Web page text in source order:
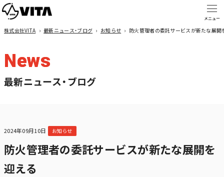
株式会社VITA › 最新ニュース・ブログ › お知らせ › 防火管理者の委託サービスが新たな展開
News
最新ニュース・ブログ
2024年09月10日 お知らせ
防火管理者の委託サービスが新たな展開を
迎える